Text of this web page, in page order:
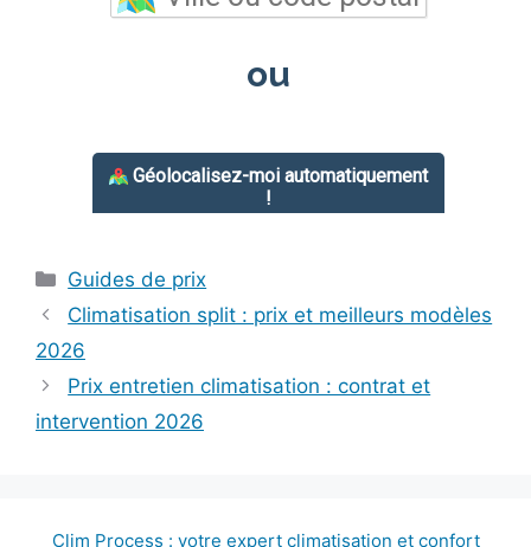
Catégories
Guides de prix
Climatisation split : prix et meilleurs modèles
2026
Prix entretien climatisation : contrat et
intervention 2026
Clim Process : votre expert climatisation et confort